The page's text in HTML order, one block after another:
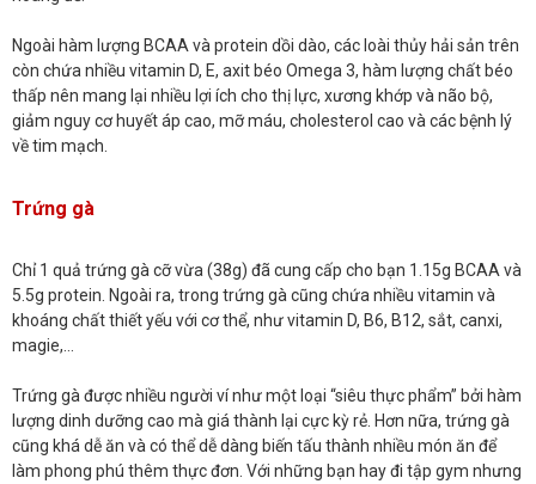
Ngoài hàm lượng BCAA và protein dồi dào, các loài thủy hải sản trên
còn chứa nhiều vitamin D, E, axit béo Omega 3, hàm lượng chất béo
thấp nên mang lại nhiều lợi ích cho thị lực, xương khớp và não bộ,
giảm nguy cơ huyết áp cao, mỡ máu, cholesterol cao và các bệnh lý
về tim mạch.
Trứng gà
Chỉ 1 quả trứng gà cỡ vừa (38g) đã cung cấp cho bạn 1.15g BCAA và
5.5g protein. Ngoài ra, trong trứng gà cũng chứa nhiều vitamin và
khoáng chất thiết yếu với cơ thể, như vitamin D, B6, B12, sắt, canxi,
magie,…
Trứng gà được nhiều người ví như một loại “siêu thực phẩm” bởi hàm
lượng dinh dưỡng cao mà giá thành lại cực kỳ rẻ. Hơn nữa, trứng gà
cũng khá dễ ăn và có thể dễ dàng biến tấu thành nhiều món ăn để
làm phong phú thêm thực đơn. Với những bạn hay đi tập gym nhưng